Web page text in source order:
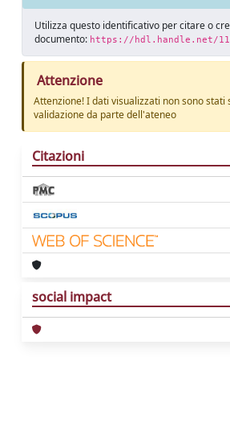
Utilizza questo identificativo per citare o
documento: https://hdl.handle.net/
Attenzione
Attenzione! I dati visualizzati non sono stati
validazione da parte dell'ateneo
Citazioni
social impact